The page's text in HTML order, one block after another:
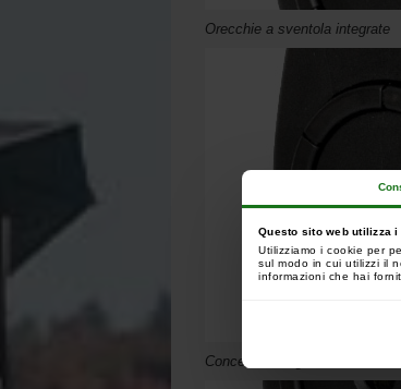
Questo sito web utilizza
Utilizziamo i cookie per
sul modo in cui utilizzi il
informazioni che hai
Orecchie a sventola integrate
Concezione ergonomica